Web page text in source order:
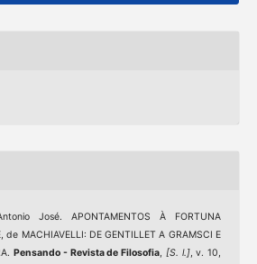
José. APONTAMENTOS À FORTUNA
de MACHIAVELLI: DE GENTILLET A GRAMSCI E
Pensando - Revista de Filosofia, [S. l.], v. 10,